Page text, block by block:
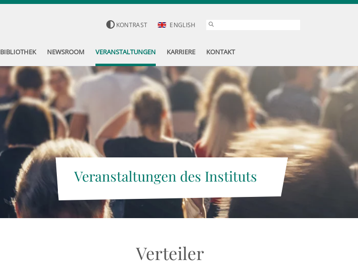
KONTRAST ENGLISH
BIBLIOTHEK NEWSROOM VERANSTALTUNGEN KARRIERE KONTAKT
Veranstaltungen des Instituts
Verteiler